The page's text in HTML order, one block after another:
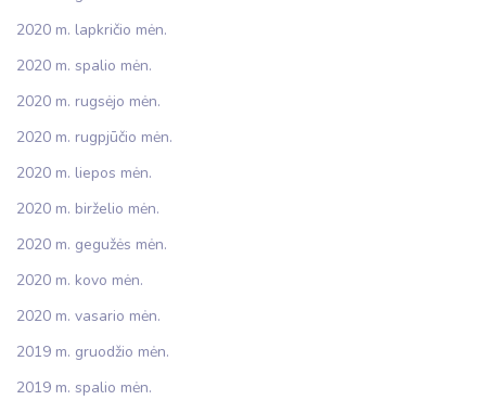
2020 m. lapkričio mėn.
2020 m. spalio mėn.
2020 m. rugsėjo mėn.
2020 m. rugpjūčio mėn.
2020 m. liepos mėn.
2020 m. birželio mėn.
2020 m. gegužės mėn.
2020 m. kovo mėn.
2020 m. vasario mėn.
2019 m. gruodžio mėn.
2019 m. spalio mėn.